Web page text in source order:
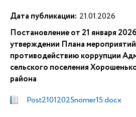
Дата публикации: 21.01.2026
Постановление от 21 января
утверждении Плана
противодействию коррупции
сельского поселения
района
Post21012025nomer15.docx